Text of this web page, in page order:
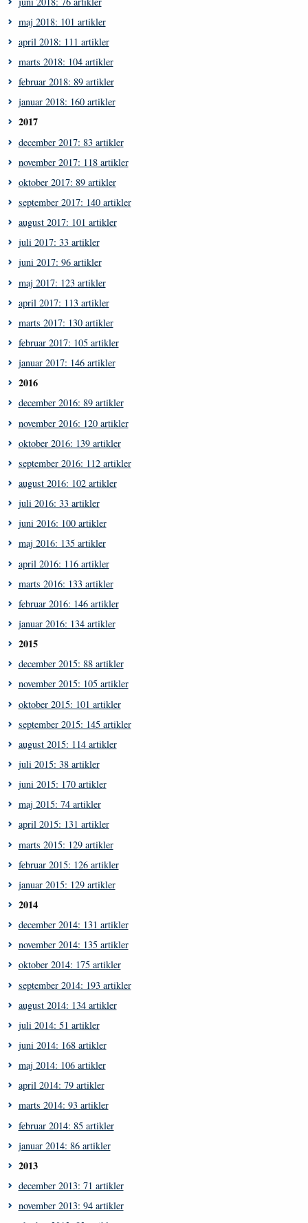
maj 2018: 101 artikler
april 2018: 111 artikler
marts 2018: 104 artikler
februar 2018: 89 artikler
januar 2018: 160 artikler
2017
december 2017: 83 artikler
november 2017: 118 artikler
oktober 2017: 89 artikler
september 2017: 140 artikler
august 2017: 101 artikler
juli 2017: 33 artikler
juni 2017: 96 artikler
maj 2017: 123 artikler
april 2017: 113 artikler
marts 2017: 130 artikler
februar 2017: 105 artikler
januar 2017: 146 artikler
2016
december 2016: 89 artikler
november 2016: 120 artikler
oktober 2016: 139 artikler
september 2016: 112 artikler
august 2016: 102 artikler
juli 2016: 33 artikler
juni 2016: 100 artikler
maj 2016: 135 artikler
april 2016: 116 artikler
marts 2016: 133 artikler
februar 2016: 146 artikler
januar 2016: 134 artikler
2015
december 2015: 88 artikler
november 2015: 105 artikler
oktober 2015: 101 artikler
september 2015: 145 artikler
august 2015: 114 artikler
juli 2015: 38 artikler
juni 2015: 170 artikler
maj 2015: 74 artikler
april 2015: 131 artikler
marts 2015: 129 artikler
februar 2015: 126 artikler
januar 2015: 129 artikler
2014
december 2014: 131 artikler
november 2014: 135 artikler
oktober 2014: 175 artikler
september 2014: 193 artikler
august 2014: 134 artikler
juli 2014: 51 artikler
juni 2014: 168 artikler
maj 2014: 106 artikler
april 2014: 79 artikler
marts 2014: 93 artikler
februar 2014: 85 artikler
januar 2014: 86 artikler
2013
december 2013: 71 artikler
november 2013: 94 artikler